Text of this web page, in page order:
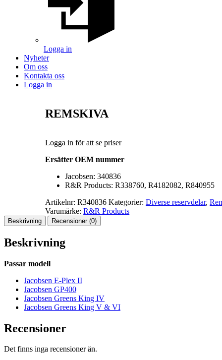
Logga in
Nyheter
Om oss
Kontakta oss
Logga in
REMSKIVA
Logga in för att se priser
Ersätter OEM nummer
Jacobsen: 340836
R&R Products: R338760, R4182082, R840955
Artikelnr:R340836 Kategorier:Diverse reservdelar,
Varumärke:R&R Products
Beskrivning Recensioner (0)
Beskrivning
Passar modell
Jacobsen E-Plex II
Jacobsen GP400
Jacobsen Greens King IV
Jacobsen Greens King V & VI
Recensioner
Det finns inga recensioner än.